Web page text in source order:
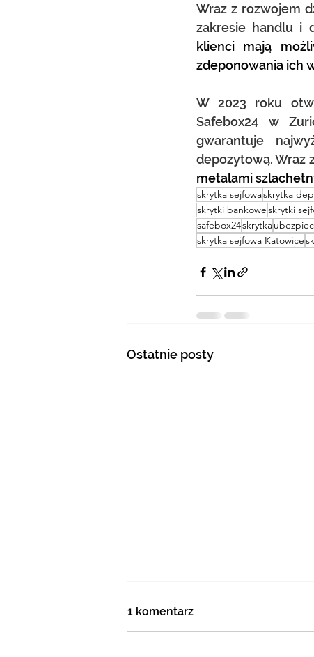
Wraz z rozwojem
zakresie handlu i
klienci mają
zdeponowania ich
W 2023 roku
Safebox24 w
gwarantuje
depozytową. Wraz
metalami
skrytka sejfowaskrytka
skrytki bankoweskrytki
safebox24skrytka
skrytka sejfowa Katowice
Ostatnie posty
1 komentarz